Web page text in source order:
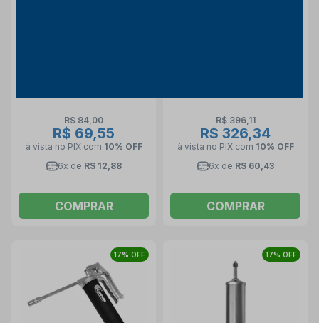
R$ 84,00
R$ 69,55
à vista no PIX com 10% OFF
6x de R$ 12,88
COMPRAR
R$ 396,11
R$ 326,34
à vista no PIX com 10% OFF
6x de R$ 60,43
COMPRAR
17% OFF 17% OFF